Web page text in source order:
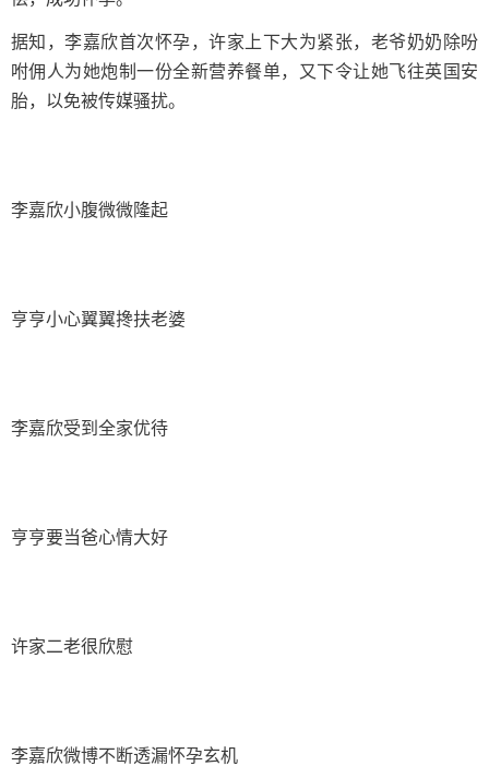
据知，李嘉欣首次怀孕，许家上下大为紧张，老爷奶奶除吩
咐佣人为她炮制一份全新营养餐单，又下令让她飞往英国安
胎，以免被传媒骚扰。
李嘉欣小腹微微隆起
亨亨小心翼翼搀扶老婆
李嘉欣受到全家优待
亨亨要当爸心情大好
许家二老很欣慰
李嘉欣微博不断透漏怀孕玄机